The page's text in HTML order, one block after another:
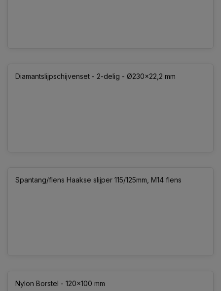
Diamantslijpschijvenset - 2-delig - Ø230x22,2 mm
Spantang/flens Haakse slijper 115/125mm, M14 flens
Nylon Borstel - 120x100 mm